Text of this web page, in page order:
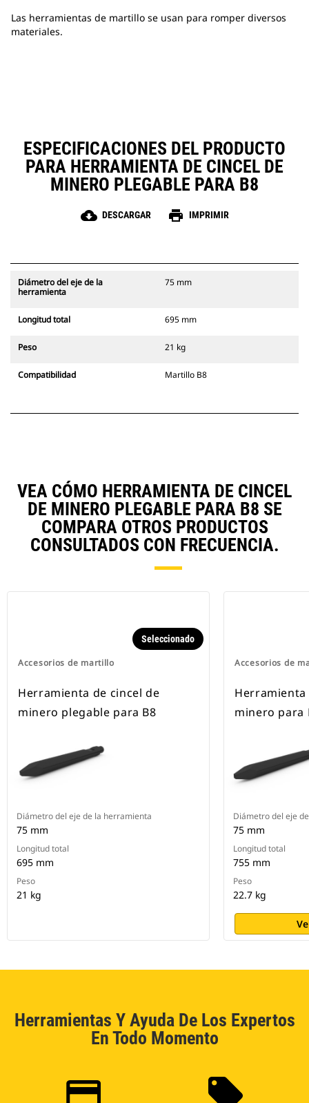
Las herramientas de martillo se usan para romper diversos
materiales.
ESPECIFICACIONES DEL PRODUCTO
PARA HERRAMIENTA DE CINCEL DE
MINERO PLEGABLE PARA B8
cloud_download DESCARGAR print IMPRIMIR
Diámetro del eje de la
herramienta
75 mm
Longitud total 695 mm
Peso 21 kg
Compatibilidad Martillo B8
VEA CÓMO HERRAMIENTA DE CINCEL
DE MINERO PLEGABLE PARA B8 SE
COMPARA OTROS PRODUCTOS
CONSULTADOS CON FRECUENCIA.
Accesorios de martillo
Seleccionado
Herramienta de cincel de
minero plegable para B8
Diámetro del eje de la herramienta
75 mm
Longitud total
695 mm
Peso
21 kg
Accesorios de
minero para
Diámetro del eje
75 mm
Longitud total
755 mm
Peso
22.7 kg
Herramientas Y Ayuda De Los Expertos
En Todo Momento